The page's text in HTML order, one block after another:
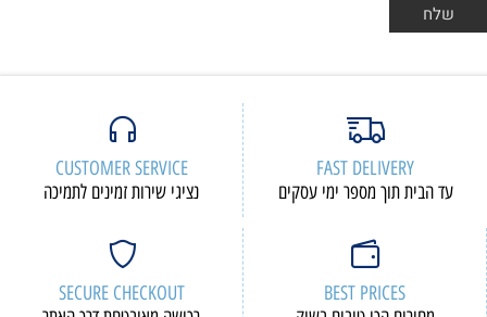
FAST DELIVERY
עד הבית תוך מספר ימי עסקים
CUSTOMER SERVICE
נציגי שירות זמינים לתמיכה
BEST PRICES
SECURE CHECKOUT